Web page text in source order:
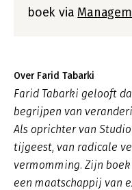
boek via
Over Farid Tabarki
Farid Tabarki gelooft
begrijpen van
Als oprichter van
tijgeest, van radicale
vermomming. Zijn boek
een maatschappij van